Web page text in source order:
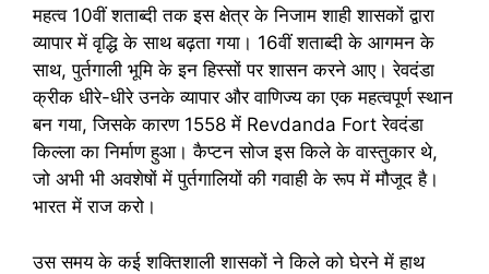
महत्व 10वीं शताब्दी तक इस क्षेत्र के निजाम शाही शासकों द्वारा
व्यापार में वृद्धि के साथ बढ़ता गया। 16वीं शताब्दी के आगमन के
साथ, पुर्तगाली भूमि के इन हिस्सों पर शासन करने आए। रेवदंडा
क्रीक धीरे-धीरे उनके व्यापार और वाणिज्य का एक महत्वपूर्ण स्थान
बन गया, जिसके कारण 1558 में Revdanda Fort रेवदंडा
किल्ला का निर्माण हुआ। कैप्टन सोज इस किले के वास्तुकार थे,
जो अभी भी अवशेषों में पुर्तगालियों की गवाही के रूप में मौजूद है।
भारत में राज करो।
उस समय के कई शक्तिशाली शासकों ने किले को घेरने में हाथ